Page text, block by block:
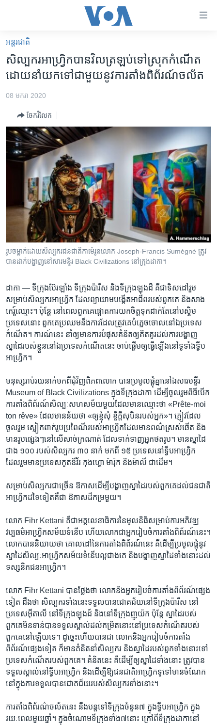
គេហទំព័រ​
ទាក់ទង
និង​
ព័ត៌មាន​​
រំលង​
ទំព័រ​
រំលង​
និង​
ចូល​
កាន់​
ទំព័រ​
ស្វែង​
រក
អន្តរជាតិ
ហេឡូវីអូអេ
កម្ពុជាច្នៃប្រតិដ្ឋ
ព្រឹត្តិការណ៍ព័ត៌មាន
ទូរទស្សន៍ / វីដេអូ​
វិទ្យុ / ផតខាសថ៍
កម្មវិធីទាំងអស់
Khmer English
បណ្តាញ​សង្គម
ភាសា
អន្តរជាតិ
សិល្បករ​អាហ្វិ្រកបាន​វិលត្រឡប់​ទៅ​ស្រុកកំណើត​
ដោយ​នាំយក​ទៅ​ជាមួយ​នូវ​ការតាំង​ពិព័រណ៍​ចល័ត
08 មករា 2020
ចែករំលែក
រូបចម្លាក់ដោយសិល្បករជនជាតិកាម៉េរូនលោក Joseph-Francis Sumégné ត្រូវ
បានដាក់បង្ហាញនៅសារមន្ទីរ Black Civilizations នៅក្រុងដាកា។
ដាកា — ទីក្រុង​ប៊ែរឡាំង ទីក្រុង​ប៉ារីស និង​ទីក្រុង​ឡុងដ៏ គឺ​ជា​ទិសដៅរួម​
សម្រាប់​សិល្បករ​អាហ្រ្វិក ដែល​ព្យាយាម​បង្កើត​អាជីព​របស់​ពួកគេ និង​សាង​
កេរ្ត៍ឈ្មោះ។ ប៉ុន្តែ នៅ​ពេល​ពួកគេ​ផ្តោត​ការយកចិត្ត​ទុកដាក់​តែ​នៅ​បស្ចិម​
ប្រទេស​នោះ ពួកគេ​ប្រឈមនឹង​ការដែល​ត្រូវគេ​បំភ្លេច​ចោល​នៅ​ឯ​ប្រទេស​
កំណើត។ ការណ៍​នេះ នាំឲ្យ​មាន​ការបំផុស​គំនិត​ឲ្យ​គិត​គូរ​ដល់​ការ​បង្ហាញ​
ស្នាដៃ​របស់​ខ្លួន​នៅ​ឯ​ប្រទេស​កំណើត​នេះ ចាប់ផ្តើម​ឲ្យធ្វើ​ឡើង​នៅ​ទូទាំង​ទ្វីប​
អាហ្វ្រិក។
មនុស្ស​រាប់រយនាក់​មកពី​ជុំវិញ​ពិភពលោក បាន​ប្រមូលផ្តុំគ្នា​នៅឯ​សារមន្ទីរ ​
Museum of Black Civilizations ក្នុង​ទីក្រុង​ដាកា ដើម្បី​ចូលរួម​ពិធី​បើក​
ការតាំង​ពិព័រណ៍​សិល្បៈ​សហសម័យ​មួយ​ដែល​មាន​ឈ្មោះ​ថា «Prête-moi
ton rêve» ដែល​មាន​ន័យ​ថា «ឲ្យ​ខ្ញុំសុំ ខ្ចី​ក្តី​សុបិន​របស់​អ្នក»។ ភ្ញៀវ​ដែល​
ចូលរួម ស្លៀកពាក់រូប​ប្រពៃណី​របស់​អាហ្វ្រិក​ដែល​មាន​ពណ៌​ស្រស់ឆើត និង​
មាន​រូប​ផ្សេងៗ​នៅ​លើ​សាច់ក្រណាត់ ដែល​ទាក់ទាញ​អ្នកថតរូប។ មាន​ស្នាដៃ​
ជាង ១០០ របស់​សិល្បករ ៣០ នាក់ មក​ពី ១៥ ប្រទេស​នៅ​ទ្វីប​អាហ្វ្រិក
ដែល​រួម​មាន​ប្រទេស​កូតឌីវ័រ កុងហ្គោ ម៉ារ៉ុក និង​ម៉ាលី ជាដើម។
សម្រាប់​សិល្បករ​ជាច្រើន ឱកាស​ដើម្បី​បង្ហាញ​ស្នាដៃ​របស់​ពួកគេ​ដល់​ជនជាតិ​
អាហ្វ្រិក​ដទៃទៀតគឺជា​ ឱកាស​ដ៏​កម្រ​មួយ។
លោក Fihr Kettani គឺជា​អគ្គលេខាធិការ​នៃ​មូលនិធិ​សម្រាប់​ការអភិវឌ្ឍ​
វប្បធម៌​អាហ្វ្រិក​សម័យ​ទំនើប ហើយ​លោក​ជា​អ្នករៀបចំ​ការតាំង​ពិព័រណ៍​នេះ។
លោក​បាន​និយាយ​ថា គោលដៅ​នៃ​ការតាំង​ពិព័រណ៍​នេះ គឺ​ដើម្បី​ប្រមូលផ្តុំ​នូវ​
ស្នាដៃ​សិល្បៈ​អាហ្រ្វិក​សម័យ​ទំនើប​ល្អ​ជាងគេ និង​បង្ហាញ​ស្នាដៃ​ទាំងនោះ​ដល់​
ទស្សនិកជន​អាហ្វ្រិក។
លោក Fihr Kettani បាន​ថ្លែងថា លោក​និង​អ្នករៀបចំការតាំងពិព័រណ៍​ផ្សេង​
ទៀត ដឹង​ថា សិល្បករ​ទាំងនេះ​ទទួល​បាន​ជោគជ័យ​នៅ​ទីក្រុង​ប៉ារីស នៅ​
ប្រទេស​អ៊ីតាលី នៅ​ទីក្រុងឡុងដ៍ និង​នៅ​ទីក្រុង​ញូយ៉ក ប៉ុន្តែ ស្នាដៃ​របស់​
ពួកគេ​មិនទាន់​បាន​ទទួល​ស្គាល់​ដល់​កម្រិត​នោះ​នៅ​ប្រទេស​កំណើត​របស់​
ពួកគេ​នៅ​ឡើយ​ទេ។ ដូច្នេះ​ហើយ​បាន​ជា លោក​និង​អ្នករៀបចំការតាំង
ពិព័រណ៍​ផ្សេង​ទៀត ក៏​មាន​គំនិត​នាំ​សិល្បករ និង​ស្នាដៃ​របស់​ពួកទាំងនោះ​ទៅ​
ប្រទេស​កំណើត​របស់​ពួកគេ។ គំនិត​នេះ គឺ​ដើម្បី​ឲ្យ​ស្នាដៃ​ទាំងនោះ ត្រូវបាន​
ទទួលស្គាល់​នៅ​ទ្វីបអាហ្រ្វិក និង​ដើម្បី​ឱ្យ​ជនជាតិ​អាហ្វ្រិក​ទូទៅ​មាន​ចំណែក​
នៅក្នុង​ការទទួល​បាន​ជោគជ័យ​របស់​សិល្បករ​ទាំងនោះ។
ការតាំងពិព័រណ៌​ចល័ត​នេះ នឹង​បន្ត​ទៅ​ទីក្រុង​ចំនួន​៧ ក្នុង​ទ្វីប​អាហ្រ្វិក ក្នុង​
រយៈពេល​មួយ​ឆ្នាំ។ ក្នុង​ចំណោម​ទីក្រុង​ទាំង៧​នោះ ក្រៅពី​ទីក្រុង​ដាកា​នៅ​